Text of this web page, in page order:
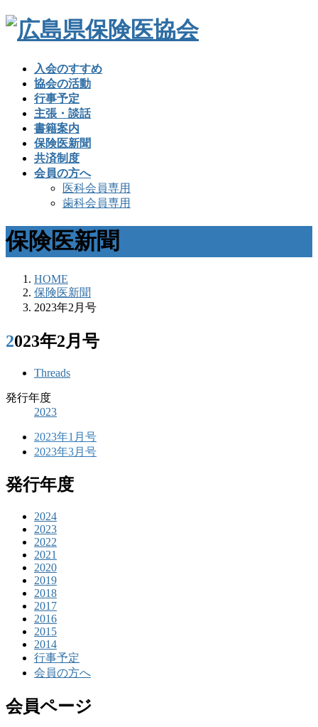
入会のすすめ
協会の活動
行事予定
主張・談話
書籍案内
保険医新聞
共済制度
会員の方へ
医科会員専用
歯科会員専用
保険医新聞
HOME
保険医新聞
2023年2月号
2023年2月号
Threads
発行年度
2023
2023年1月号
2023年3月号
発行年度
2024
2023
2022
2021
2020
2019
2018
2017
2016
2015
2014
行事予定
会員の方へ
会員ページ